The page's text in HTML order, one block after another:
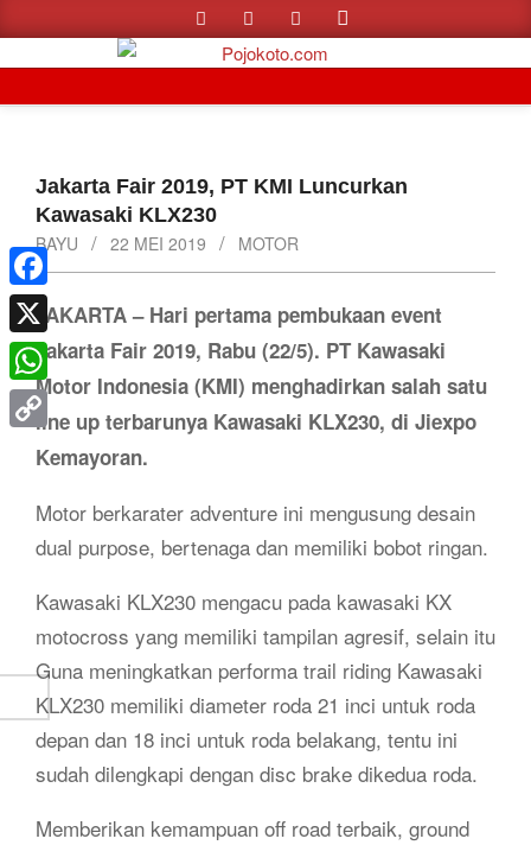
to
content
Search
MenuJakarta Fair 2019, PT KMI Luncurkan
Kawasaki KLX230
BAYU
22 MEI 2019 MOTOR
JAKARTA – Hari pertama pembukaan event
Jakarta Fair 2019, Rabu (22/5). PT Kawasaki
Motor Indonesia (KMI) menghadirkan salah satu
line up terbarunya Kawasaki KLX230, di Jiexpo
Kemayoran.
Motor berkarater adventure ini mengusung desain
dual purpose, bertenaga dan memiliki bobot ringan.
Kawasaki KLX230 mengacu pada kawasaki KX
motocross yang memiliki tampilan agresif, selain itu
Guna meningkatkan performa trail riding Kawasaki
KLX230 memiliki diameter roda 21 inci untuk roda
depan dan 18 inci untuk roda belakang, tentu ini
sudah dilengkapi dengan disc brake dikedua roda.
Memberikan kemampuan off road terbaik, ground
Facebook
X
WhatsApp
Copy